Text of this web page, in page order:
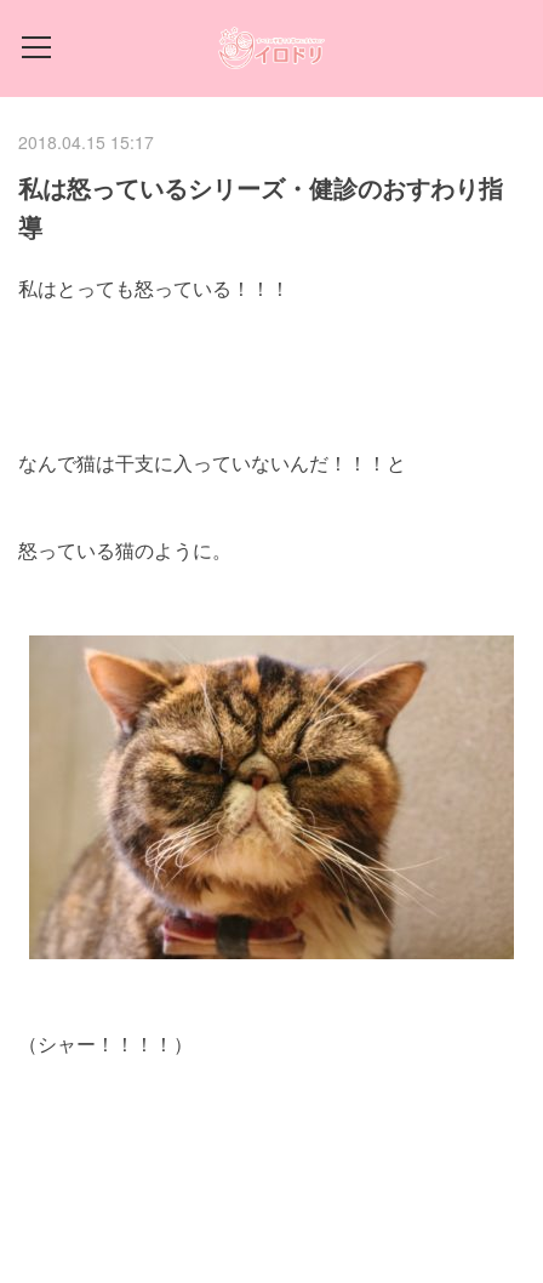
2018.04.15 15:17
私は怒っているシリーズ・健診のおすわり指
導
私はとっても怒っている！！！
なんで猫は干支に入っていないんだ！！！と
怒っている猫のように。
（シャー！！！！）